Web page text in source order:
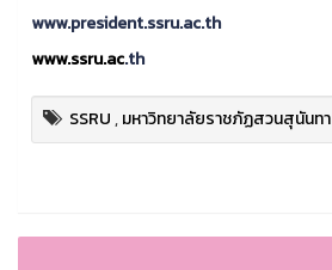
www.president.ssru.ac.th
www.ssru.ac.th
SSRU,มหาวิทยาลัยราชภัฏสวนสุนันทา